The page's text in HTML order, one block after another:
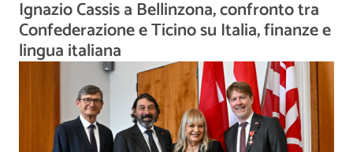
Ignazio Cassis a Bellinzona, confronto tra
Confederazione e Ticino su Italia, finanze e
lingua italiana